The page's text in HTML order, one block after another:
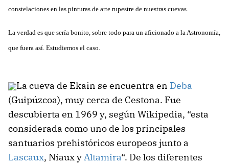
constelaciones en las pinturas de arte rupestre de nuestras cuevas.
La verdad es que sería bonito, sobre todo para un aficionado a la Astronomía,
que fuera así. Estudiemos el caso.
La cueva de Ekain se encuentra en Deba
(Guipúzcoa), muy cerca de Cestona. Fue
descubierta en 1969 y, según Wikipedia, “esta
considerada como uno de los principales
santuarios prehistóricos europeos junto a
Lascaux, Niaux yAltamira“. De los diferentes